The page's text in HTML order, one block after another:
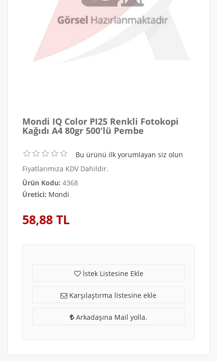
Mondi IQ Color PI25 Renkli Fotokopi
Kağıdı A4 80gr 500'lü Pembe
Bu ürünü ilk yorumlayan siz olun
Fiyatlarımıza KDV Dahildir.
Ürün Kodu: 4368
Üretici: Mondi
58,88 TL
İstek Listesine Ekle
Karşılaştırma listesine ekle
Arkadaşına Mail yolla.